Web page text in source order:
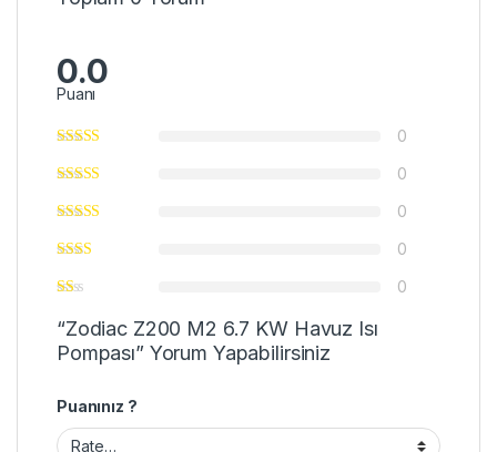
0.0
Puanı
0
0
0
0
0
“Zodiac Z200 M2 6.7 KW Havuz Isı
Pompası” Yorum Yapabilirsiniz
Puanınız ?